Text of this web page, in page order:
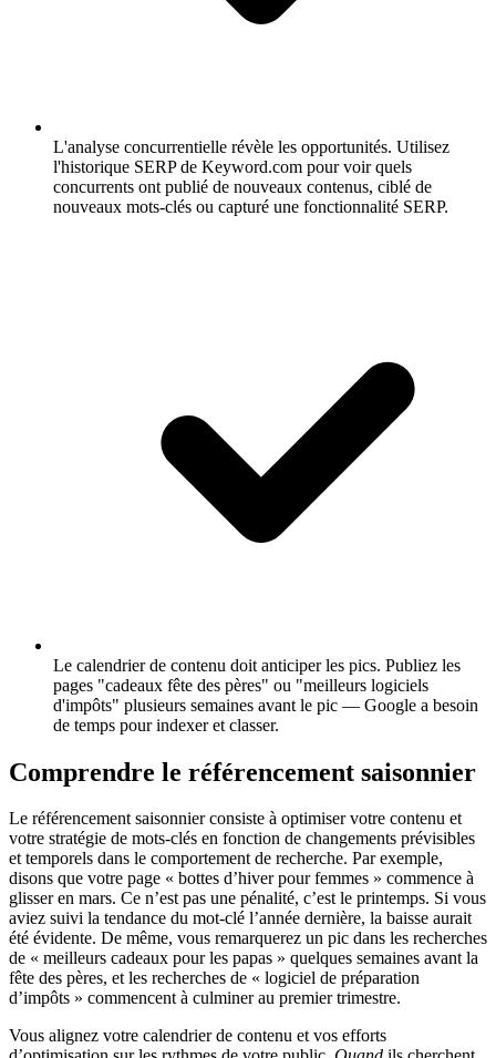
L'analyse concurrentielle révèle les opportunités. Utilisez
l'historique SERP de Keyword.com pour voir quels
concurrents ont publié de nouveaux contenus, ciblé de
nouveaux mots-clés ou capturé une fonctionnalité SERP.
Le calendrier de contenu doit anticiper les pics. Publiez les
pages "cadeaux fête des pères" ou "meilleurs logiciels
d'impôts" plusieurs semaines avant le pic — Google a besoin
de temps pour indexer et classer.
Comprendre le référencement saisonnier
Le référencement saisonnier consiste à optimiser votre contenu et
votre stratégie de mots-clés en fonction de changements prévisibles
et temporels dans le comportement de recherche. Par exemple,
disons que votre page « bottes d’hiver pour femmes » commence à
glisser en mars. Ce n’est pas une pénalité, c’est le printemps. Si vous
aviez suivi la tendance du mot-clé l’année dernière, la baisse aurait
été évidente. De même, vous remarquerez un pic dans les recherches
de « meilleurs cadeaux pour les papas » quelques semaines avant la
fête des pères, et les recherches de « logiciel de préparation
d’impôts » commencent à culminer au premier trimestre.
Vous alignez votre calendrier de contenu et vos efforts